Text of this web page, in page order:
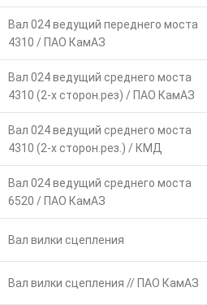
Вал 024 ведущий переднего моста
4310 / ПАО КамАЗ
Вал 024 ведущий среднего моста
4310 (2-х сторон.рез) / ПАО КамАЗ
Вал 024 ведущий среднего моста
4310 (2-х сторон.рез.) / КМД
Вал 024 ведущий среднего моста
6520 / ПАО КамАЗ
Вал вилки сцепления
Вал вилки сцепления // ПАО КамАЗ